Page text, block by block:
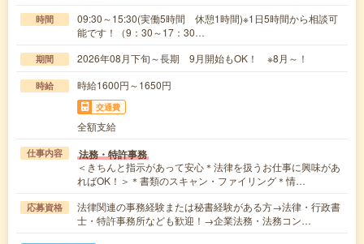
時間
09:30～15:30(実働5時間 休憩1時間)※1日5時間から相談可
能です！（9：30～17：30…
期間 2026年08月下旬～長期 9月開始もOK！ ※8月～！
時給 時給1600円～1650円
交通費
全額支給
仕事内容 法務・特許事務
＜きちんと指示があって安心＊法律を扱うお仕事に興味があ
ればOK！＞＊書類のスキャン・ファイリング＊情…
応募資格
法律関連の事務経験または秘書経験がある方→法律・行政書
士・特許事務所なども歓迎！→企業法務・法務コン…